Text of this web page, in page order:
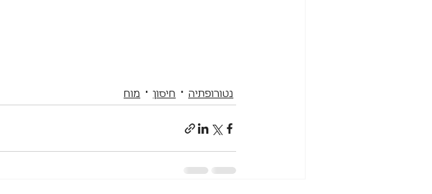
נטורופתיה
חיסון מוח